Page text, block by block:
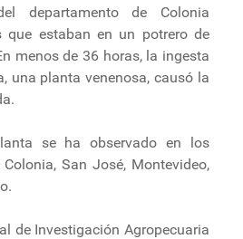
departamento de Colonia
que estaban en un potrero de
menos de 36 horas, la ingesta
una planta venenosa, causó la
se ha observado en los
San José, Montevideo,
de Investigación Agropecuaria